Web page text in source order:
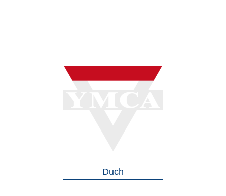
Duch